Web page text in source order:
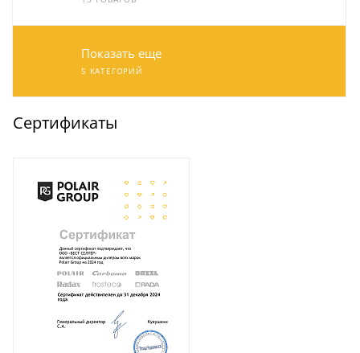
Показать еще
5 КАТЕГОРИЙ
Сертификаты